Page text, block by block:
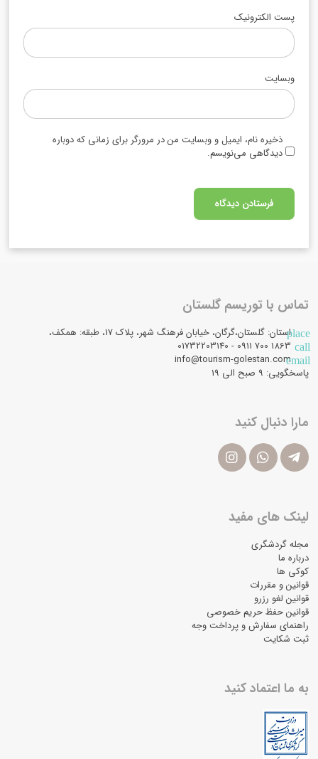
پست الکترونیک
وبسایت
ذخیره نام، ایمیل و وبسایت من در مرورگر برای زمانی که دوباره
دیدگاهی می‌نویسم.
تماس با توریسم گلستان
placeاستان: گلستان،گرگان، خیابان فرهنگ شهر، پلاک 17، طبقه: همکف،
call
email
info@tourism-golestan.com
پاسخگویی: ۹ صبح الی 19
مارا دنبال کنید
لینک های مفید
مجله گردشگری
درباره ما
کوکی ها
قوانین و مقررات
قوانین لغو رزرو
قوانین حفظ حریم خصوصی
راهنمای سفارش و پرداخت وجه
ثبت شکایت
به ما اعتماد کنید